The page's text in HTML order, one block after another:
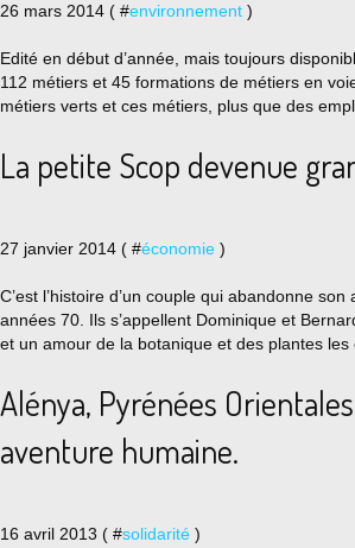
26 mars 2014 ( #environnement )
Edité en début d’année, mais toujours
112 métiers et 45 formations de métiers en
métiers verts et ces métiers, plus que des
La petite Scop devenue
27 janvier 2014 ( #économie )
C’est l’histoire d’un couple qui abandonne
années 70. Ils s’appellent Dominique et
et un amour de la botanique et des plantes les
Alénya, Pyrénées
aventure humaine.
16 avril 2013 ( #solidarité )